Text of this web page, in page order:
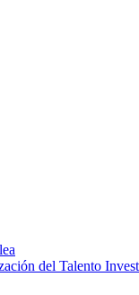
del Talento